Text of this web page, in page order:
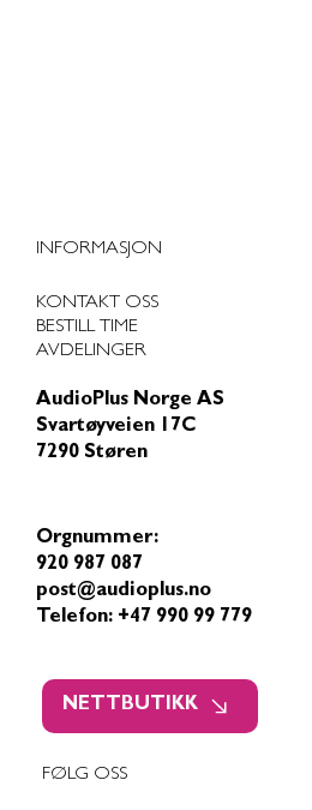
NETTBUTIKK
FØLG OSS
INFORMASJON
KONTAKT OSS
BESTILL TIME
AVDELINGER
AudioPlus Norge AS
Svartøyveien 17C
7290 Støren
Orgnummer:
920 987 087
post@audioplus.no
Telefon: +47 990 99 779